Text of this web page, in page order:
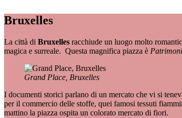
Bruxelles
La città di Bruxelles racchiude un luogo molto
magica e surreale. Questa magnifica piazza è
Grand Place, Bruxelles
I documenti storici parlano di un mercato che vi si
per il commercio delle stoffe, quei famosi tessuti
mattino la piazza ospita un colorato mercato di fiori.